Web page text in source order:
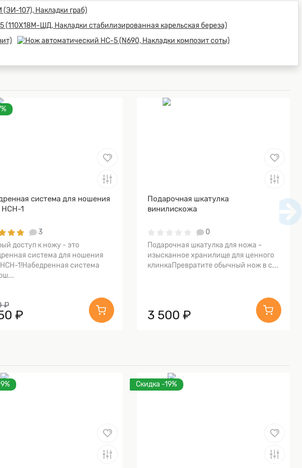
система для ношения
НСН-1
3
доступ к ножу - это
система для ношения
1!Набедренная система
₽
₽
Подарочная шкатулка
винилискожа
0
Подарочная шкатулка для ножа –
изысканное хранилище для ценного
клинкаПревратите обычный нож в с...
3 500 ₽
Скидка -19%